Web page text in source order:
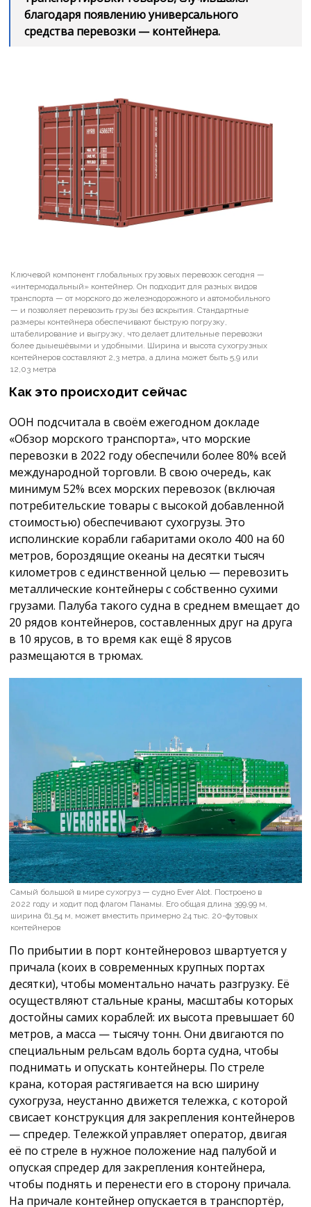
благодаря появлению универсального
средства перевозки — контейнера.
Ключевой компонент глобальных грузовых перевозок сегодня —
«интермодальный» контейнер. Он подходит для разных видов
транспорта — от морского до железнодорожного и автомобильного
— и позволяет перевозить грузы без вскрытия. Стандартные
размеры контейнера обеспечивают быструю погрузку,
штабелирование и выгрузку, что делает длительные перевозки
более дыыешёвыми и удобными. Ширина и высота сухогрузных
контейнеров составляют 2,3 метра, а длина может быть 5,9 или
12,03 метра
Как это происходит сейчас
ООН подсчитала в своём ежегодном докладе
«Обзор морского транспорта», что морские
перевозки в 2022 году обеспечили более 80% всей
международной торговли. В свою очередь, как
минимум 52% всех морских перевозок (включая
потребительские товары с высокой добавленной
стоимостью) обеспечивают сухогрузы. Это
исполинские корабли габаритами около 400 на 60
метров, бороздящие океаны на десятки тысяч
километров с единственной целью — перевозить
металлические контейнеры с собственно сухими
грузами. Палуба такого судна в среднем вмещает до
20 рядов контейнеров, составленных друг на друга
в 10 ярусов, в то время как ещё 8 ярусов
размещаются в трюмах.
Самый большой в мире сухогруз — судно Ever Alot. Построено в
2022 году и ходит под флагом Панамы. Его общая длина 399,99 м,
ширина 61,54 м, может вместить примерно 24 тыс. 20-футовых
контейнеров
По прибытии в порт контейнеровоз швартуется у
причала (коих в современных крупных портах
десятки), чтобы моментально начать разгрузку. Её
осуществляют стальные краны, масштабы которых
достойны самих кораблей: их высота превышает 60
метров, а масса — тысячу тонн. Они двигаются по
специальным рельсам вдоль борта судна, чтобы
поднимать и опускать контейнеры. По стреле
крана, которая растягивается на всю ширину
сухогруза, неустанно движется тележка, с которой
свисает конструкция для закрепления контейнеров
— спредер. Тележкой управляет оператор, двигая
её по стреле в нужное положение над палубой и
опуская спредер для закрепления контейнера,
чтобы поднять и перенести его в сторону причала.
На причале контейнер опускается в транспортёр,